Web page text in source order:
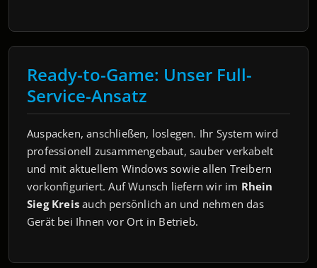
Ready-to-Game: Unser Full-
Service-Ansatz
Auspacken, anschließen, loslegen. Ihr System wird
professionell zusammengebaut, sauber verkabelt
und mit aktuellem Windows sowie allen Treibern
vorkonfiguriert. Auf Wunsch liefern wir im Rhein
Sieg Kreis auch persönlich an und nehmen das
Gerät bei Ihnen vor Ort in Betrieb.